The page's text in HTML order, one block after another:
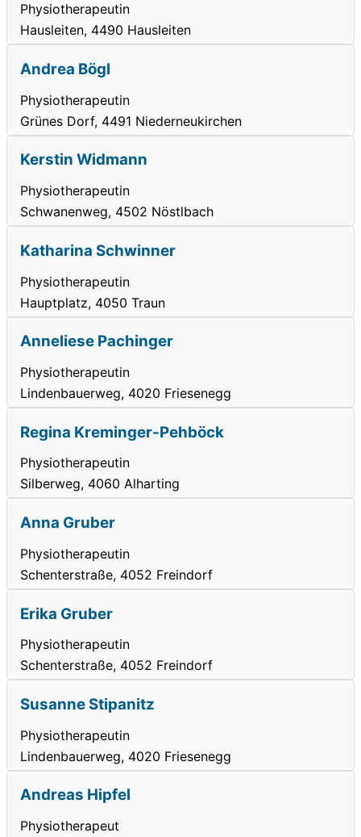
Physiotherapeutin
Hausleiten, 4490 Hausleiten
Andrea Bögl
Physiotherapeutin
Grünes Dorf, 4491 Niederneukirchen
Kerstin Widmann
Physiotherapeutin
Schwanenweg, 4502 Nöstlbach
Katharina Schwinner
Physiotherapeutin
Hauptplatz, 4050 Traun
Anneliese Pachinger
Physiotherapeutin
Lindenbauerweg, 4020 Friesenegg
Regina Kreminger-Pehböck
Physiotherapeutin
Silberweg, 4060 Alharting
Anna Gruber
Physiotherapeutin
Schenterstraße, 4052 Freindorf
Erika Gruber
Physiotherapeutin
Schenterstraße, 4052 Freindorf
Susanne Stipanitz
Physiotherapeutin
Lindenbauerweg, 4020 Friesenegg
Andreas Hipfel
Physiotherapeut